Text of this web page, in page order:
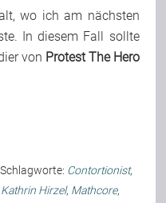
wo ich am nächsten
In diesem Fall sollte
von Protest The Hero
Schlagworte: Contortionist,
Kathrin Hirzel, Mathcore,